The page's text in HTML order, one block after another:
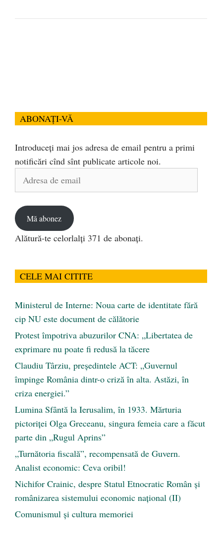
ABONAȚI-VĂ
Introduceți mai jos adresa de email pentru a primi
notificări cînd sînt publicate articole noi.
Adresa
Mă abonez
Alătură-te celorlalți 371 de abonați.
CELE MAI CITITE
Ministerul de Interne: Noua carte de identitate fără
cip NU este document de călătorie
Protest împotriva abuzurilor CNA: „Libertatea de
exprimare nu poate fi redusă la tăcere
Claudiu Târziu, președintele ACT: „Guvernul
împinge România dintr-o criză în alta. Astăzi, în
criza energiei.”
Lumina Sfântă la Ierusalim, în 1933. Mărturia
pictoriței Olga Greceanu, singura femeia care a făcut
parte din „Rugul Aprins”
„Turnătoria fiscală”, recompensată de Guvern.
Analist economic: Ceva oribil!
Nichifor Crainic, despre Statul Etnocratic Român şi
românizarea sistemului economic naţional (II)
Comunismul şi cultura memoriei